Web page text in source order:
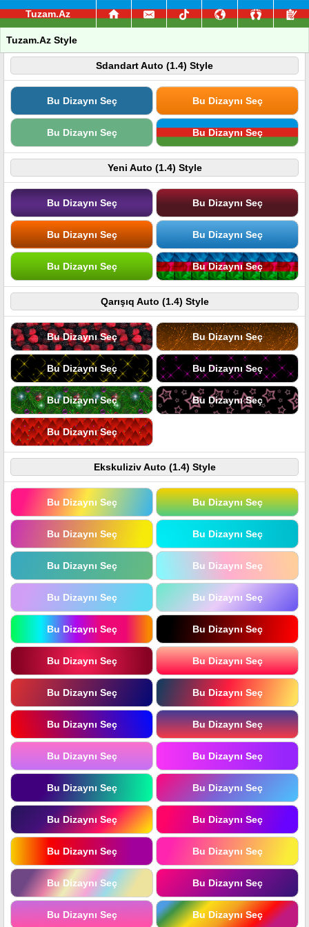
Tuzam.Az
Tuzam.Az Style
Sdandart Auto (1.4) Style
Bu Dizaynı Seç Bu Dizaynı Seç
Bu Dizaynı Seç Bu Dizaynı Seç
Yeni Auto (1.4) Style
Bu Dizaynı Seç Bu Dizaynı Seç
Bu Dizaynı Seç Bu Dizaynı Seç
Bu Dizaynı Seç Bu Dizaynı Seç
Qarışıq Auto (1.4) Style
Bu Dizaynı Seç Bu Dizaynı Seç
Bu Dizaynı Seç Bu Dizaynı Seç
Bu Dizaynı Seç Bu Dizaynı Seç
Bu Dizaynı Seç
Ekskuliziv Auto (1.4) Style
Bu Dizaynı Seç Bu Dizaynı Seç
Bu Dizaynı Seç Bu Dizaynı Seç
Bu Dizaynı Seç Bu Dizaynı Seç
Bu Dizaynı Seç Bu Dizaynı Seç
Bu Dizaynı Seç Bu Dizaynı Seç
Bu Dizaynı Seç Bu Dizaynı Seç
Bu Dizaynı Seç Bu Dizaynı Seç
Bu Dizaynı Seç Bu Dizaynı Seç
Bu Dizaynı Seç Bu Dizaynı Seç
Bu Dizaynı Seç Bu Dizaynı Seç
Bu Dizaynı Seç Bu Dizaynı Seç
Bu Dizaynı Seç Bu Dizaynı Seç
Bu Dizaynı Seç Bu Dizaynı Seç
Bu Dizaynı Seç Bu Dizaynı Seç